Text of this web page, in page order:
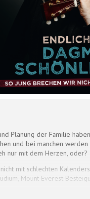
Planung der Familie
und bei manchen
nur mit dem Herzen, oder?
mit schlechten
Mount Everest